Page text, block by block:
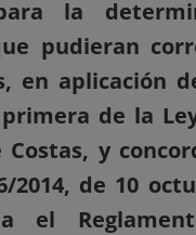
la
pudieran
en aplicación
de la
y
2014, de 10
el